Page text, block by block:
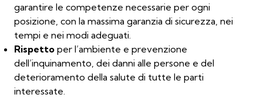
garantire le competenze necessarie per ogni
posizione, con la massima garanzia di sicurezza, nei
tempi e nei modi adeguati.
Rispetto per l’ambiente e prevenzione
dell’inquinamento, dei danni alle persone e del
deterioramento della salute di tutte le parti
interessate.